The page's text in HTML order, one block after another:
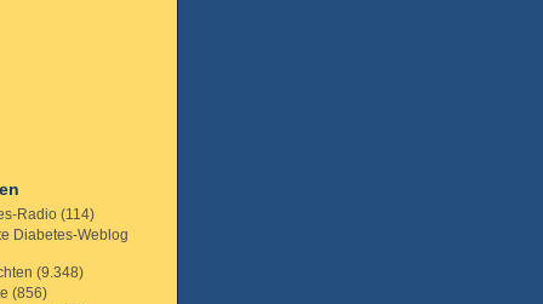
Radio (114)
Diabetes-Weblog
(9.348)
(856)